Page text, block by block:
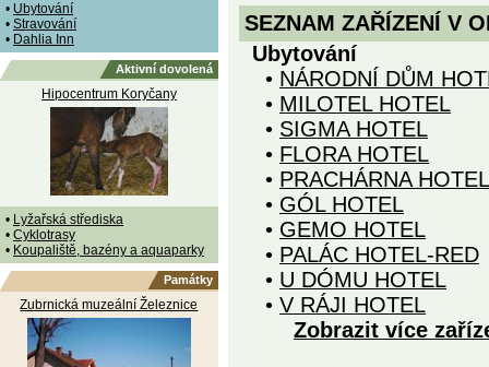
• Ubytování
• Stravování
• Dahlia Inn
Aktivní dovolená
Hipocentrum Koryčany
• Lyžařská střediska
• Cyklotrasy
• Koupaliště, bazény a aquaparky
Památky
Zubrnická muzeální Železnice
SEZNAM ZAŘÍZENÍ V
Ubytování
• NÁRODNÍ DŮM
• MILOTEL HOTEL
• SIGMA HOTEL
• FLORA HOTEL
• PRACHÁRNA HOTEL
• GÓL HOTEL
• GEMO HOTEL
• PALÁC HOTEL-RED
• U DÓMU HOTEL
• V RÁJI HOTEL
Zobrazit více